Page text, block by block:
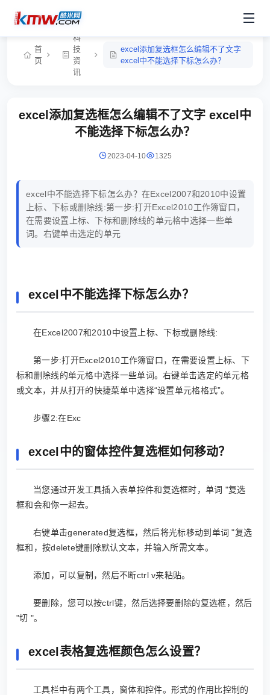
首
页
科
技
资
讯
excel添加复选框怎么编辑不了文字
excel中不能选择下标怎么办？
excel添加复选框怎么编辑不了文字 excel中
不能选择下标怎么办？
2023-04-10 1325
excel中不能选择下标怎么办？在Excel2007和2010中设置
上标、下标或删除线:第一步:打开Excel2010工作簿窗口，
在需要设置上标、下标和删除线的单元格中选择一些单
词。右键单击选定的单元
excel中不能选择下标怎么办？
在Excel2007和2010中设置上标、下标或删除线:
第一步:打开Excel2010工作簿窗口，在需要设置上标、下
标和删除线的单元格中选择一些单词。右键单击选定的单元格
或文本，并从打开的快捷菜单中选择“设置单元格格式”。
步骤2:在Exc
excel中的窗体控件复选框如何移动？
当您通过开发工具插入表单控件和复选框时，单词 "复选
框和会和你一起去。
右键单击generated复选框，然后将光标移动到单词 "复选
框和，按delete键删除默认文本，并输入所需文本。
添加，可以复制，然后不断ctrl v来粘贴。
要删除，您可以按ctrl键，然后选择要删除的复选框，然后
"切 "。
excel表格复选框颜色怎么设置？
工具栏中有两个工具，窗体和控件。形式的作用比控制的